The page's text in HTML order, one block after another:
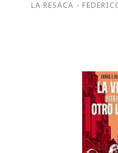
LA RESACA -